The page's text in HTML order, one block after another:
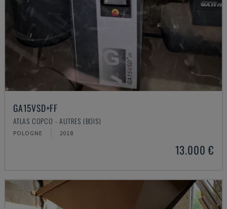
GA15VSD+FF
ATLAS COPCO - AUTRES (BOIS)
POLOGNE 2018
13.000 €